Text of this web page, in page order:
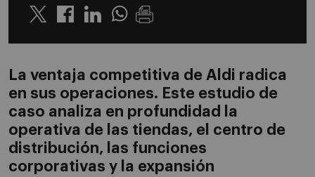
Twitter LinkedinWhatsapp
La ventaja competitiva de Aldi radica
en sus operaciones. Este estudio de
caso analiza en profundidad la
operativa de las tiendas, el centro de
distribución, las funciones
corporativas y la expansión